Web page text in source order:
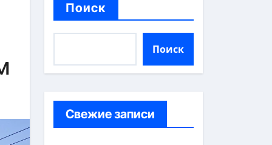
Поиск
Поиск
Свежие записи